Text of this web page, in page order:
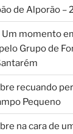
de Alporão –
Um momento
Grupo de
recuando
Pequeno
na cara de